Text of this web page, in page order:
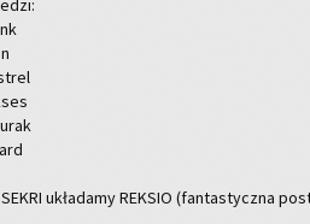
ukła­da­my REK­SIO (fan­ta­stycz­na